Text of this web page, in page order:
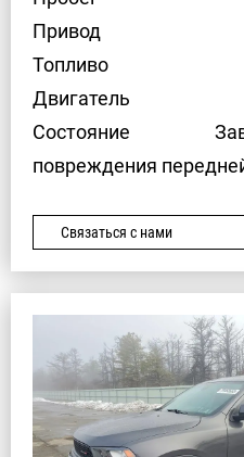
Привод
Топливо
Двигатель
Состояние
повреждения
Связаться с нами